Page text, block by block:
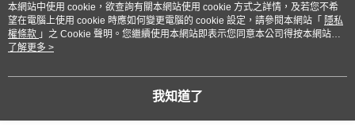
熱門標籤
本網站中使用 cookie，欲查詢有關本網站使用 cookie 方式之詳情，及若您不希
望在電腦上使用 cookie 時應如何變更電腦的 cookie 設定，請參閱本網站「 隱私
權條款 」之 Cookie 聲明。您繼續使用本網站即表示您同意本公司得按本網站使
用條款之 Cookie 聲明使用 cookie。
了解更多 >
我知道了